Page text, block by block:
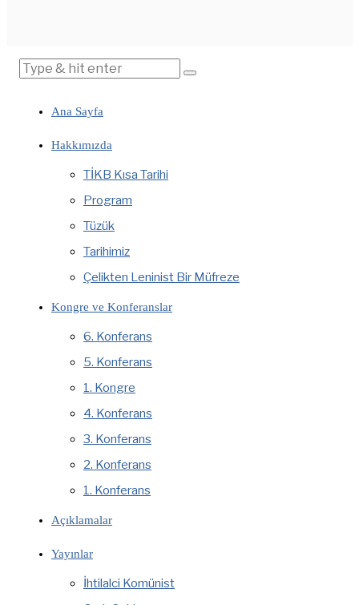
Ana Sayfa
Hakkımızda
TİKB Kısa Tarihi
Program
Tüzük
Tarihimiz
Çelikten Leninist Bir Müfreze
Kongre ve Konferanslar
6. Konferans
5. Konferans
1. Kongre
4. Konferans
3. Konferans
2. Konferans
1. Konferans
Açıklamalar
Yayınlar
İhtilalci Komünist